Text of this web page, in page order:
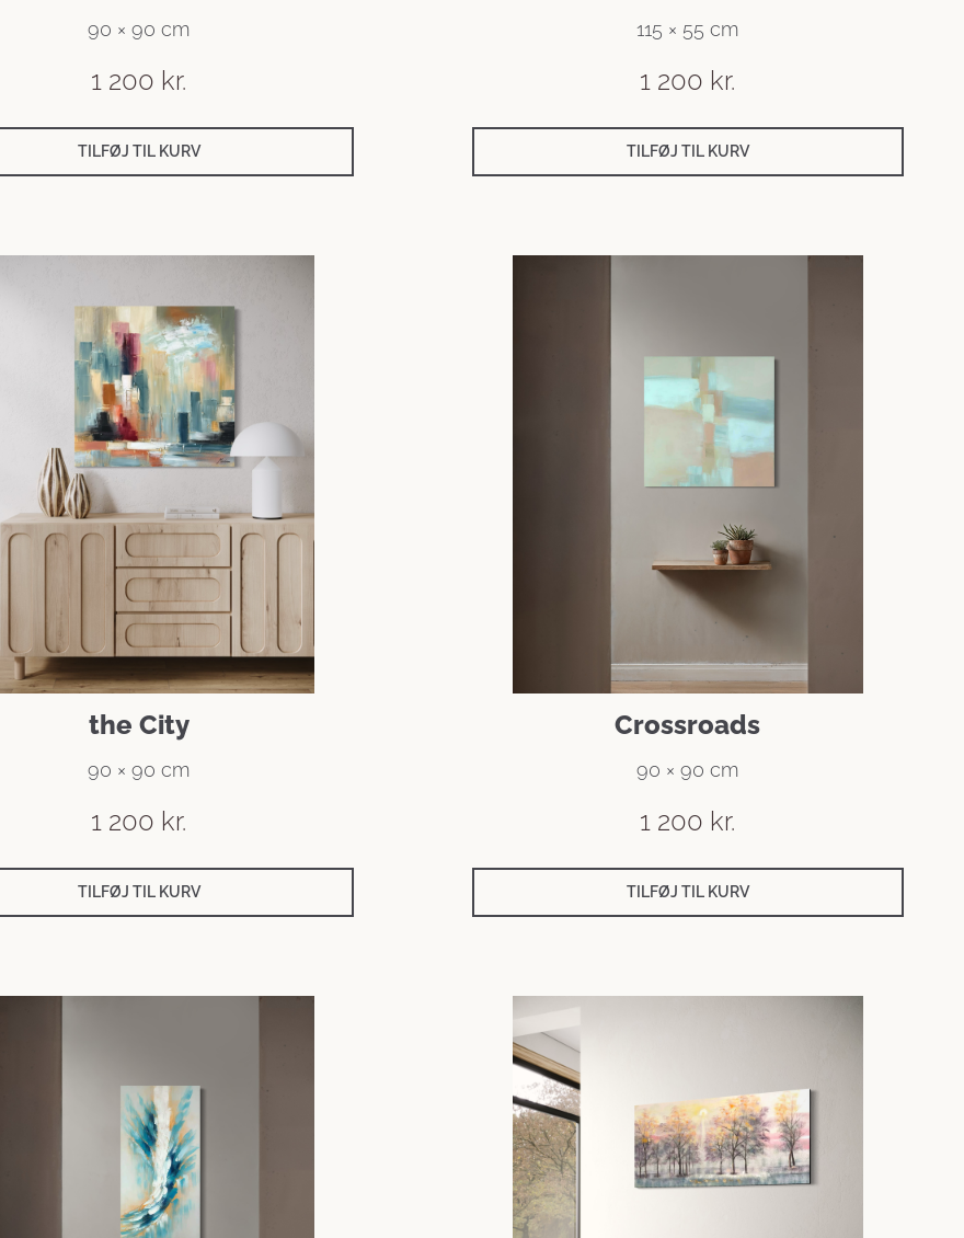
90 × 90 cm
1 200 kr.
TILFØJ TIL KURV
115 × 55 cm
1 200 kr.
TILFØJ TIL KURV
the City
90 × 90 cm
1 200 kr.
TILFØJ TIL KURV
Crossroads
90 × 90 cm
1 200 kr.
TILFØJ TIL KURV